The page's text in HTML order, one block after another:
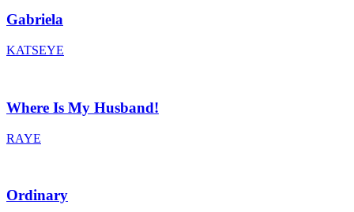
Gabriela
KATSEYE
Where Is My Husband!
RAYE
Ordinary